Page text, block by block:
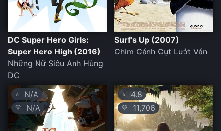
DC Super Hero Girls:
Super Hero High (2016)
Những Nữ Siêu Anh Hùng
DC
Surf's Up (2007)
Chim Cánh Cụt Lướt Ván
⭐ N/A
💛 N/A
⭐ 4.8
💛 11,706